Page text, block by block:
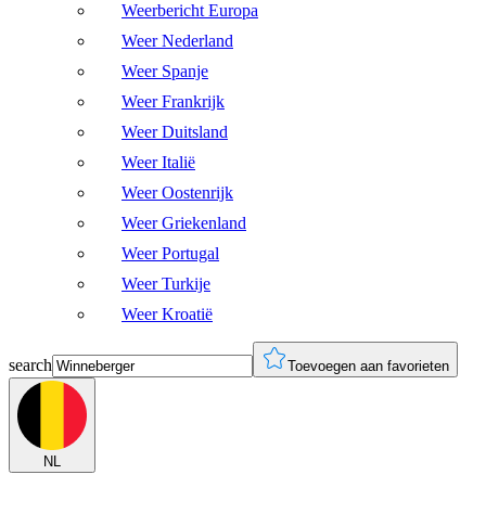
Weerbericht Europa
Weer Nederland
Weer Spanje
Weer Frankrijk
Weer Duitsland
Weer Italië
Weer Oostenrijk
Weer Griekenland
Weer Portugal
Weer Turkije
Weer Kroatië
search Toevoegen aan favorieten
NL